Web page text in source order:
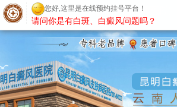
昆明白癜风医院
您好,这里是在线预约挂号平台！
请问你是有白斑、白癜风问题吗？